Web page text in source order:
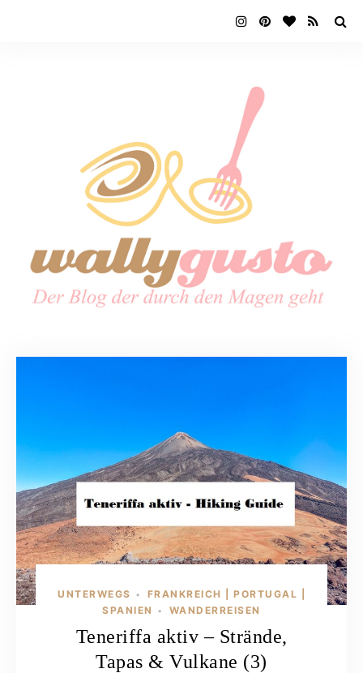
UNTERWEGS •
FRANKREICH | PORTUGAL |
SPANIEN
• WANDERREISEN
Teneriffa aktiv – Strände,
Tapas & Vulkane (3)